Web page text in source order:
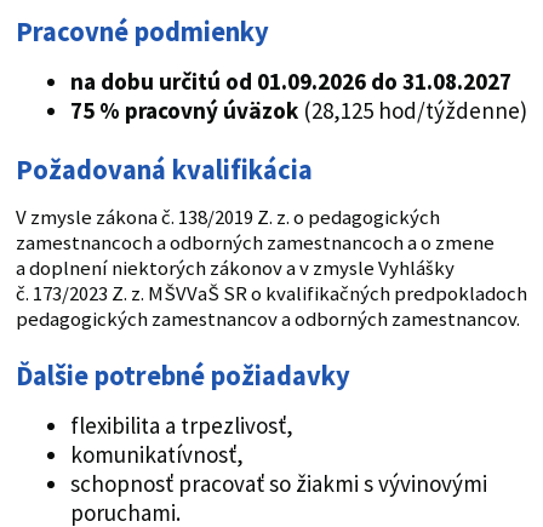
Pracovné podmienky
na dobu určitú od 01.09.2026 do 31.08.2027
75 % pracovný úväzok(28,125 hod/týždenne)
Požadovaná kvalifikácia
V zmysle zákona č. 138/2019 Z. z. o pedagogických
zamestnancoch a odborných zamestnancoch a o zmene
a doplnení niektorých zákonov a v zmysle Vyhlášky
č. 173/2023 Z. z. MŠVVaŠ SR o kvalifikačných predpokladoch
pedagogických zamestnancov a odborných zamestnancov.
Ďalšie potrebné požiadavky
flexibilita a trpezlivosť,
komunikatívnosť,
schopnosť pracovať so žiakmi s vývinovými
poruchami.